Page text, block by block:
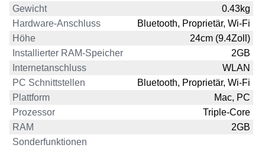
Gewicht
0.43kg
Hardware-Anschluss
Bluetooth, Proprietär, Wi-Fi
Höhe
24cm (9.4Zoll)
Installierter RAM-Speicher
2GB
Internetanschluss
WLAN
PC Schnittstellen
Bluetooth, Proprietär, Wi-Fi
Plattform
Mac, PC
Prozessor
Triple-Core
RAM
2GB
Sonderfunktionen